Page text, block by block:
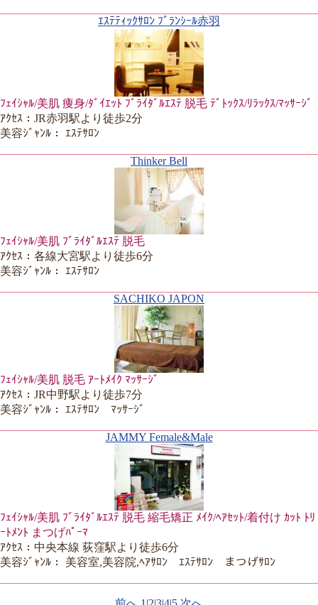
ｴｽﾃﾃｨｯｸｻﾛﾝ ﾌﾞﾗﾝｼｰﾙ赤羽
ﾌｪｲｼｬﾙ/美肌 痩身/ﾀﾞｲｴｯﾄ ﾌﾞﾗｲﾀﾞﾙｴｽﾃ 脱毛 ﾃﾞﾄｯｸｽ/ﾘﾗｯｸｽ/ﾏｯｻｰｼﾞ
ｱｸｾｽ：JR赤羽駅より徒歩2分
美容ｼﾞｬﾝﾙ： ｴｽﾃｻﾛﾝ
Thinker Bell
ﾌｪｲｼｬﾙ/美肌 ﾌﾞﾗｲﾀﾞﾙｴｽﾃ 脱毛
ｱｸｾｽ：各線大宮駅より徒歩6分
美容ｼﾞｬﾝﾙ： ｴｽﾃｻﾛﾝ
SACHIKO JAPON
ﾌｪｲｼｬﾙ/美肌 脱毛 ｱｰﾄﾒｲｸ ﾏｯｻｰｼﾞ
ｱｸｾｽ：JR中野駅より徒歩7分
美容ｼﾞｬﾝﾙ： ｴｽﾃｻﾛﾝ ﾏｯｻｰｼﾞ
JAMMY Female&Male
ﾌｪｲｼｬﾙ/美肌 ﾌﾞﾗｲﾀﾞﾙｴｽﾃ 脱毛 縮毛矯正 ﾒｲｸ/ﾍｱｾｯﾄ/着付け ｶｯﾄ ﾄﾘ
ｰﾄﾒﾝﾄ まつげﾊﾟｰﾏ
ｱｸｾｽ：中央本線 荻窪駅より徒歩6分
美容ｼﾞｬﾝﾙ： 美容室,美容院,ﾍｱｻﾛﾝ ｴｽﾃｻﾛﾝ まつげｻﾛﾝ